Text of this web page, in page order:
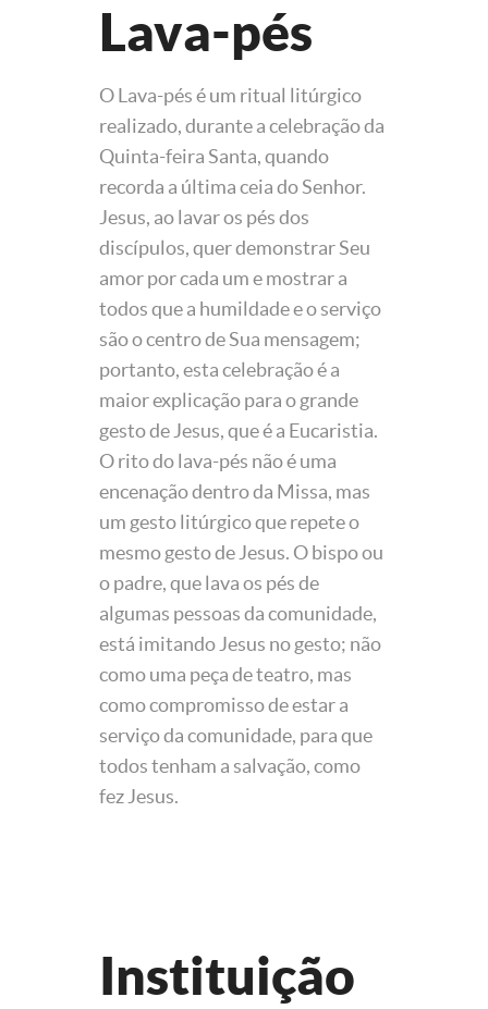
Lava-pés
O Lava-pés é um ritual litúrgico
realizado, durante a celebração da
Quinta-feira Santa, quando
recorda a última ceia do Senhor.
Jesus, ao lavar os pés dos
discípulos, quer demonstrar Seu
amor por cada um e mostrar a
todos que a humildade e o serviço
são o centro de Sua mensagem;
portanto, esta celebração é a
maior explicação para o grande
gesto de Jesus, que é a Eucaristia.
O rito do lava-pés não é uma
encenação dentro da Missa, mas
um gesto litúrgico que repete o
mesmo gesto de Jesus. O bispo ou
o padre, que lava os pés de
algumas pessoas da comunidade,
está imitando Jesus no gesto; não
como uma peça de teatro, mas
como compromisso de estar a
serviço da comunidade, para que
todos tenham a salvação, como
fez Jesus.
Instituição